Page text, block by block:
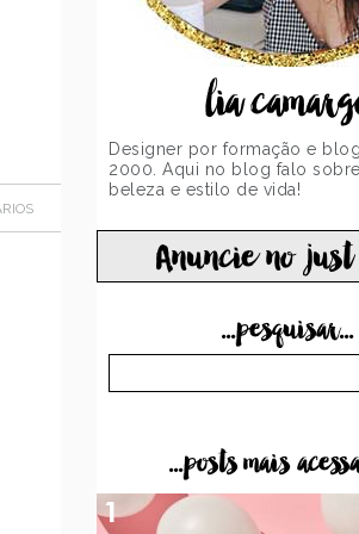
lia
Designer por formação e
2000. Aqui no blog falo
beleza e estilo de vida!
Anuncie no just
...pesquisar...
...posts mais
1